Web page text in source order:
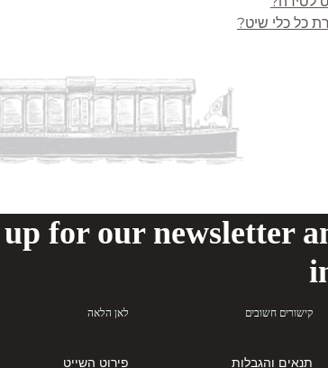
כל כלי שיט?
for our newsletter
קישורים חשובים
תנאים והגבלות
לאן הלאה
פירוט השייט